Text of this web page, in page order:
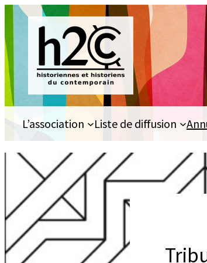
Aller
au
contenu
L’association Liste de diffusion